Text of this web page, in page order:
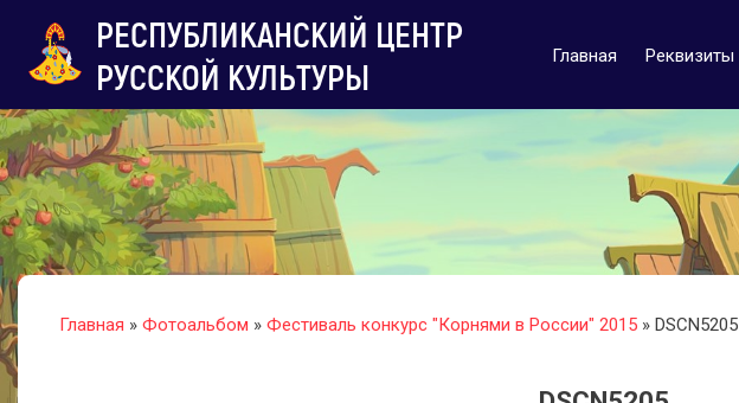
РЕСПУБЛИКАНСКИЙ ЦЕНТР
РУССКОЙ КУЛЬТУРЫ
Главная Реквизиты
Главная » Фотоальбом » Фестиваль конкурс "Корнями в России" 2015 » DSCN5205